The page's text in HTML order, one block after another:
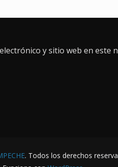
y sitio web en este
. Todos los derechos